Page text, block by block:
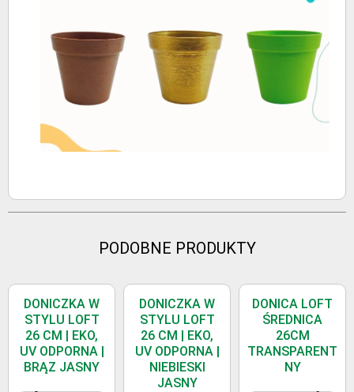
PODOBNE PRODUKTY
DONICZKA W
STYLU LOFT
26 CM | EKO,
UV ODPORNA |
BRĄZ JASNY
DONICZKA W
STYLU LOFT
26 CM | EKO,
UV ODPORNA |
NIEBIESKI
JASNY
DONICA LOFT
ŚREDNICA
26CM
TRANSPARENT
NY